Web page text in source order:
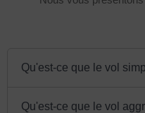
Qu'est-ce que le vol
Qu'est-ce que le vol